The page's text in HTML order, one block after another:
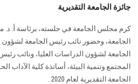
جائزة الجامعة التقديرية
كرم مجلس الجامعة في جلسته، برئاسة أ. د.
الجامعة، وحضور نائب رئيس الجامعة لشؤون
الجامعة لشؤون الدراسات العليا، ونائب
المجتمع وتنمية البيئة، أساتذة كلية الآداب
الجامعة التقديرية لعام 2020 .